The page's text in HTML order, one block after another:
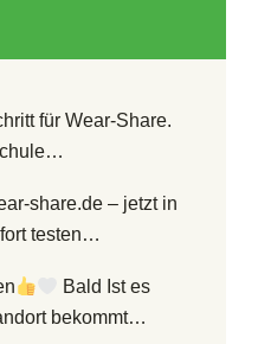
für Wear-Share.
share.de – jetzt in
testen…
Bald Ist es
bekommt…